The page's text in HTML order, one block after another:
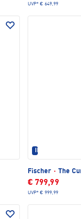
UVP* € 649,99
Fischer · The
€ 799,99
UVP* € 999,99